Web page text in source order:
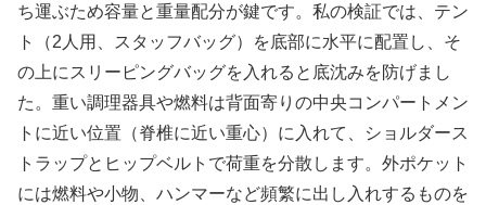
ち運ぶため容量と重量配分が鍵です。私の検証では、テン
ト（2人用、スタッフバッグ）を底部に水平に配置し、そ
の上にスリーピングバッグを入れると底沈みを防げまし
た。重い調理器具や燃料は背面寄りの中央コンパートメン
トに近い位置（脊椎に近い重心）に入れて、ショルダース
トラップとヒップベルトで荷重を分散します。外ポケット
には燃料や小物、ハンマーなど頻繁に出し入れするものを